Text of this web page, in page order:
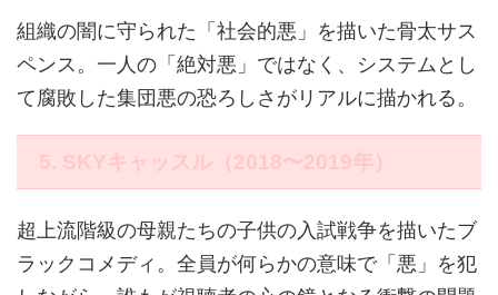
組織の闇に守られた「社会的悪」を描いた骨太サス
ペンス。一人の「絶対悪」ではなく、システムとし
て腐敗した集団悪の恐ろしさがリアルに描かれる。
5. SKYキャッスル（2018〜2019年）
超上流階級の母親たちの子供の入試戦争を描いたブ
ラックコメディ。全員が何らかの意味で「悪」を犯